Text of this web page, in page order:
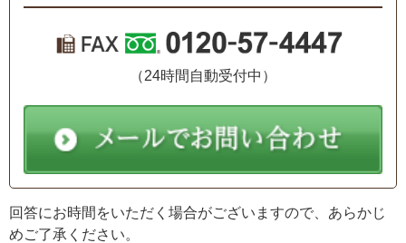
（24時間自動受付中）
回答にお時間をいただく場合がございますので、あらかじ
めご了承ください。